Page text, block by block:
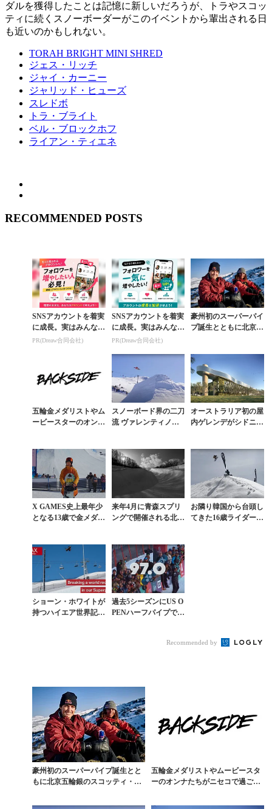
ダルを獲得したことは記憶に新しいだろうが、トラやスコッ
ティに続くスノーボーダーがこのイベントから輩出される日
も近いのかもしれない。
TORAH BRIGHT MINI SHRED
ジェス・リッチ
ジャイ・カーニー
ジャリッド・ヒューズ
スレドボ
トラ・ブライト
ベル・ブロックホフ
ライアン・ティエネ
RECOMMENDED POSTS
SNSアカウントを着実
に成長。実はみんなコ
コ使ってます。
PR(Dreaw合同会社)
SNSアカウントを着実
に成長。実はみんなコ
コ使ってます。
PR(Dreaw合同会社)
豪州初のスーパーパイ
プ誕生とともに北京五
カッターを寄贈
五輪金メダリストやム
ービースターのオンナ
スノーボード界の二刀
流 ヴァレンティノ・
N’S CUP」
オーストラリア初の屋
内ゲレンデがシドニー
X GAMES史上最年少
となる13歳で金メダル
来年4月に青森スプリ
ングで開催される北京
お隣り韓国から台頭し
てきた16歳ライダーの
ショーン・ホワイトが
持つハイエア世界記録
過去5シーズンにUS O
PENハーフパイプで90
Recommended by
豪州初のスーパーパイプ誕生とと
もに北京五輪銀のスコッティ・ジ
五輪金メダリストやムービースタ
ーのオンナたちがニセコで過ごし